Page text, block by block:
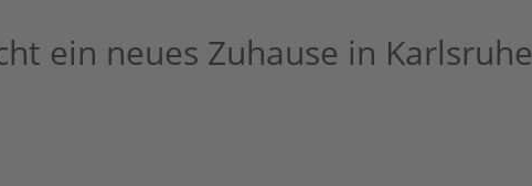
ein neues Zuhause in Karlsruhe